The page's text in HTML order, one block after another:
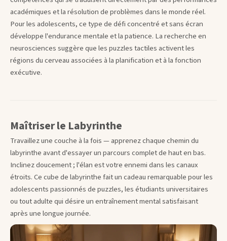
académiques et la résolution de problèmes dans le monde réel.
Pour les adolescents, ce type de défi concentré et sans écran
développe l'endurance mentale et la patience. La recherche en
neurosciences suggère que les puzzles tactiles activent les
régions du cerveau associées à la planification et à la fonction
exécutive.
Maîtriser le Labyrinthe
Travaillez une couche à la fois — apprenez chaque chemin du
labyrinthe avant d'essayer un parcours complet de haut en bas.
Inclinez doucement ; l'élan est votre ennemi dans les canaux
étroits. Ce cube de labyrinthe fait un cadeau remarquable pour les
adolescents passionnés de puzzles, les étudiants universitaires
ou tout adulte qui désire un entraînement mental satisfaisant
après une longue journée.